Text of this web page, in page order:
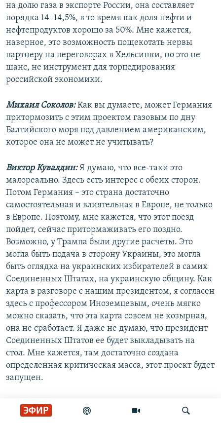
ЭФИР
на долю газа в экспорте России, она составляет
порядка 14–14,5%, в то время как доля нефти и
нефтепродуктов хорошо за 50%. Мне кажется,
наверное, это возможность пощекотать нервы
партнеру на переговорах в Хельсинки, но это не
шанс, не инструмент для торпедирования
российской экономики.
Михаил Соколов:Как вы думаете, может Германия
притормозить с этим проектом газовым по дну
Балтийского моря под давлением американским,
которое она не может не учитывать?
Виктор Кувалдин:Я думаю, что все-таки это
малореально. Здесь есть интерес с обеих сторон.
Потом Германия – это страна достаточно
самостоятельная и влиятельная в Европе, не только
в Европе. Поэтому, мне кажется, что этот поезд
пойдет, сейчас притормаживать его поздно.
Возможно, у Трампа были другие расчеты. Это
могла быть подача в сторону Украины, это могла
быть оглядка на украинских избирателей в самих
Соединенных Штатах, на украинскую общину. Как
карта в разговоре с нашим президентом, я согласен
здесь с профессором Иноземцевым, очень мягко
можно сказать, что эта карта совсем не козырная,
она не сработает. Я даже не думаю, что президент
Соединенных Штатов ее будет выкладывать на
стол. Мне кажется, там достаточно создана
определенная критическая масса, этот проект будет
запущен.
Михаил Соколов:
заявления Дональда Трампа сегодня – это реакция